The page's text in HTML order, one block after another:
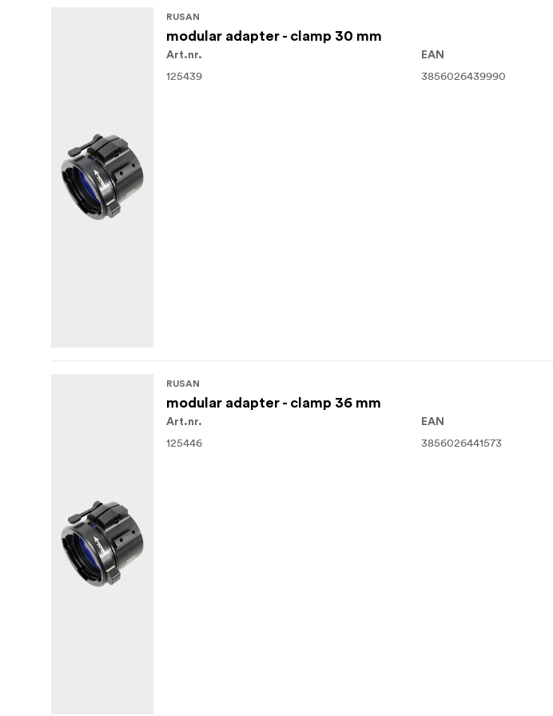
RUSAN
modular adapter - clamp 30 mm
Art.nr.
125439
EAN
3856026439990
RUSAN
modular adapter - clamp 36 mm
Art.nr.
125446
EAN
3856026441573